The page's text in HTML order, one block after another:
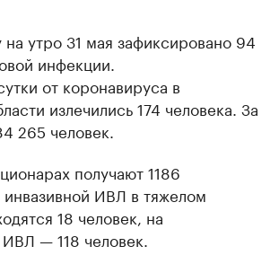
утро 31 мая зафиксировано 94
инфекции.
от коронавируса в
излечились 174 человека. За
265 человек.
получают 1186
ИВЛ в тяжелом
18 человек, на
— 118 человек.